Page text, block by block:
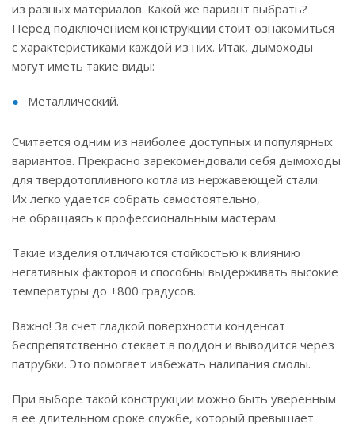
из разных материалов. Какой же вариант выбрать?
Перед подключением конструкции стоит ознакомиться
с характеристиками каждой из них. Итак, дымоходы
могут иметь такие виды:
Металлический.
Считается одним из наиболее доступных и популярных
вариантов. Прекрасно зарекомендовали себя дымоходы
для твердотопливного котла из нержавеющей стали.
Их легко удается собрать самостоятельно,
не обращаясь к профессиональным мастерам.
Такие изделия отличаются стойкостью к влиянию
негативных факторов и способны выдерживать высокие
температуры до +800 градусов.
Важно! За счет гладкой поверхности конденсат
беспрепятственно стекает в поддон и выводится через
патрубки. Это помогает избежать налипания смолы.
При выборе такой конструкции можно быть уверенным
в ее длительном сроке службе, который превышает